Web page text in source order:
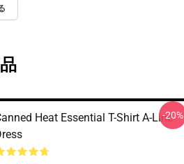
Heat Essential T-Shirt A-Line-20%